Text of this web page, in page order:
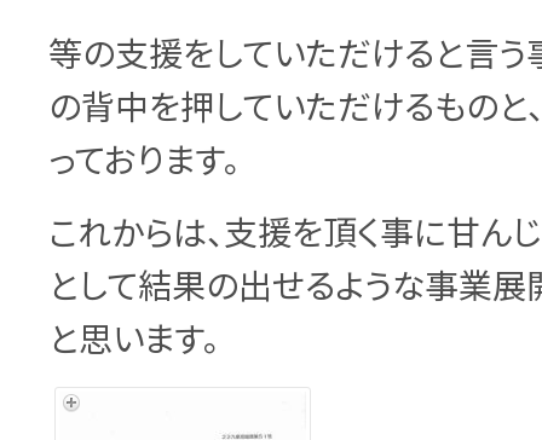
等の支援をしていただけると言う
の背中を押していただけるものと
っております。
これからは、支援を頂く事に甘ん
として結果の出せるような事業
と思います。